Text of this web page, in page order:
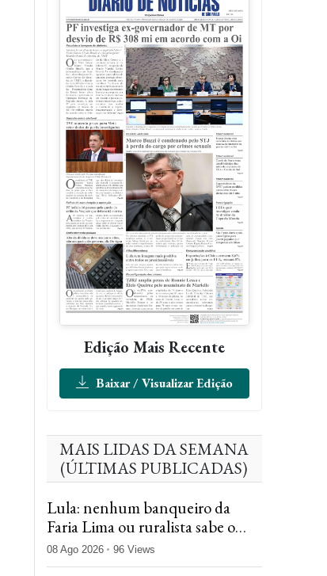
Edição Mais Recente
Baixar / Visualizar Edição
MAIS LIDAS DA SEMANA
(ÚLTIMAS PUBLICADAS)
Lula: nenhum banqueiro da
Faria Lima ou ruralista sabe o
que é acordar com rato nadando
em casa
08 Ago 2026 96 Views